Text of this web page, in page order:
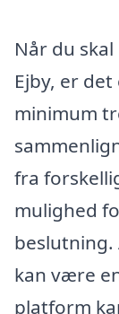
Når du
Ejby, er
minimum
fra
mulighed
beslutning.
kan være
platform